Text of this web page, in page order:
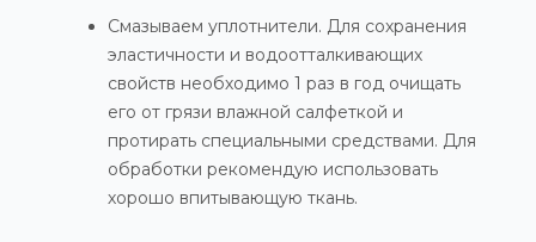
Смазываем уплотнители. Для сохранения
эластичности и водоотталкивающих
свойств необходимо 1 раз в год очищать
его от грязи влажной салфеткой и
протирать специальными средствами. Для
обработки рекомендую использовать
хорошо впитывающую ткань.